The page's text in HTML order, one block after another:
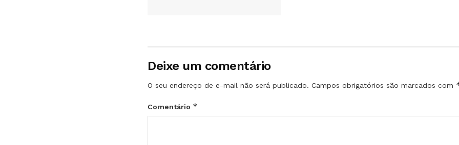
Deixe um comentário
O seu endereço de e-mail não será publicado. Campos obrigatórios são marcados com
Comentário *